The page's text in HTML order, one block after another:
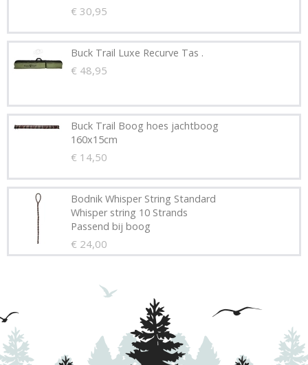
€ 30,95
Buck Trail Luxe Recurve Tas .
€ 48,95
Buck Trail Boog hoes jachtboog
160x15cm
€ 14,50
Bodnik Whisper String Standard
Whisper string 10 Strands
Passend bij boog
€ 24,00